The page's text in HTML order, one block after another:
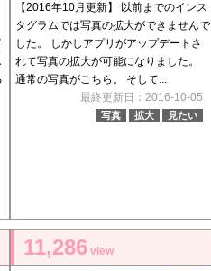
【2016年10月更新】 以前までのインス
タグラムでは写真の拡大ができませんで
した。 しかしアプリがアップデートさ
れて写真の拡大が可能になりました。
通常の写真がこちら。 そして...
最終更新日：2016-10-05
写真 拡大 見たい
11,286 view